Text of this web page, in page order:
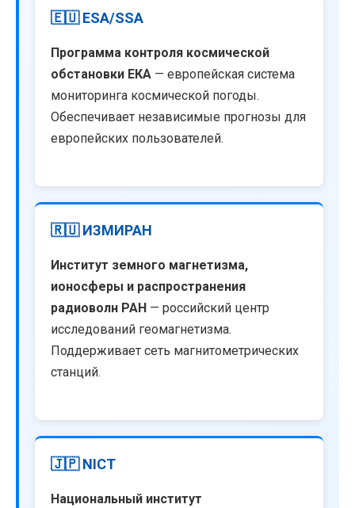
🇪🇺 ESA/SSA
Программа контроля космической
обстановки ЕКА — европейская система
мониторинга космической погоды.
Обеспечивает независимые прогнозы для
европейских пользователей.
🇷🇺 ИЗМИРАН
Институт земного магнетизма,
ионосферы и распространения
радиоволн РАН — российский центр
исследований геомагнетизма.
Поддерживает сеть магнитометрических
станций.
🇯🇵 NICT
Национальный институт